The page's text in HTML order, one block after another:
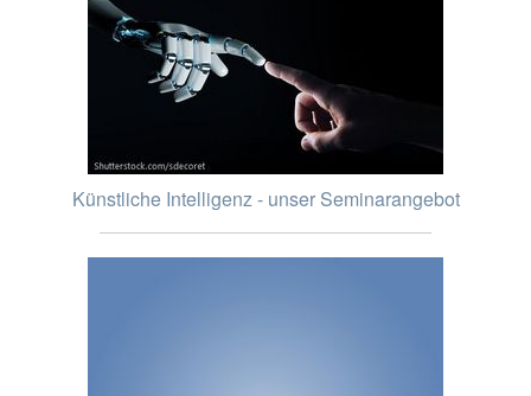
Künstliche Intelligenz - unser Seminarangebot